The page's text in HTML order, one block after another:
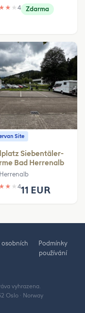
★ ★ 4 Zdarma
Site
Siebentäler-
Bad Herrenalb
★ ★ 411 EUR
Podmínky
používání
vyhrazena.
Oslo · Norway